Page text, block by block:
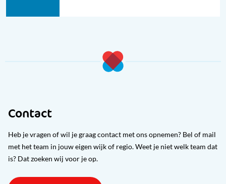
Contact
Heb je vragen of wil je graag contact met ons opnemen? Bel of mail
met het team in jouw eigen wijk of regio. Weet je niet welk team dat
is? Dat zoeken wij voor je op.